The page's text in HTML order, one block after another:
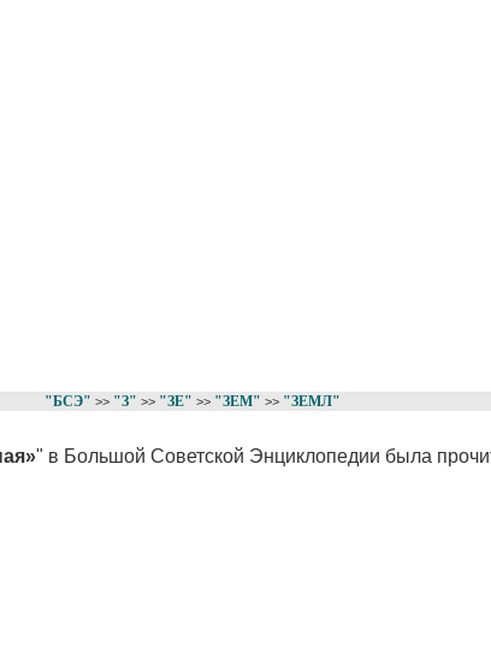
"БСЭ" >> "З" >> "ЗЕ" >> "ЗЕМ" >> "ЗЕМЛ"
" в Большой Советской Энциклопедии была